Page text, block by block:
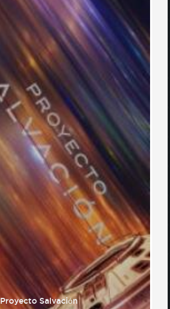
Proyecto Salvación